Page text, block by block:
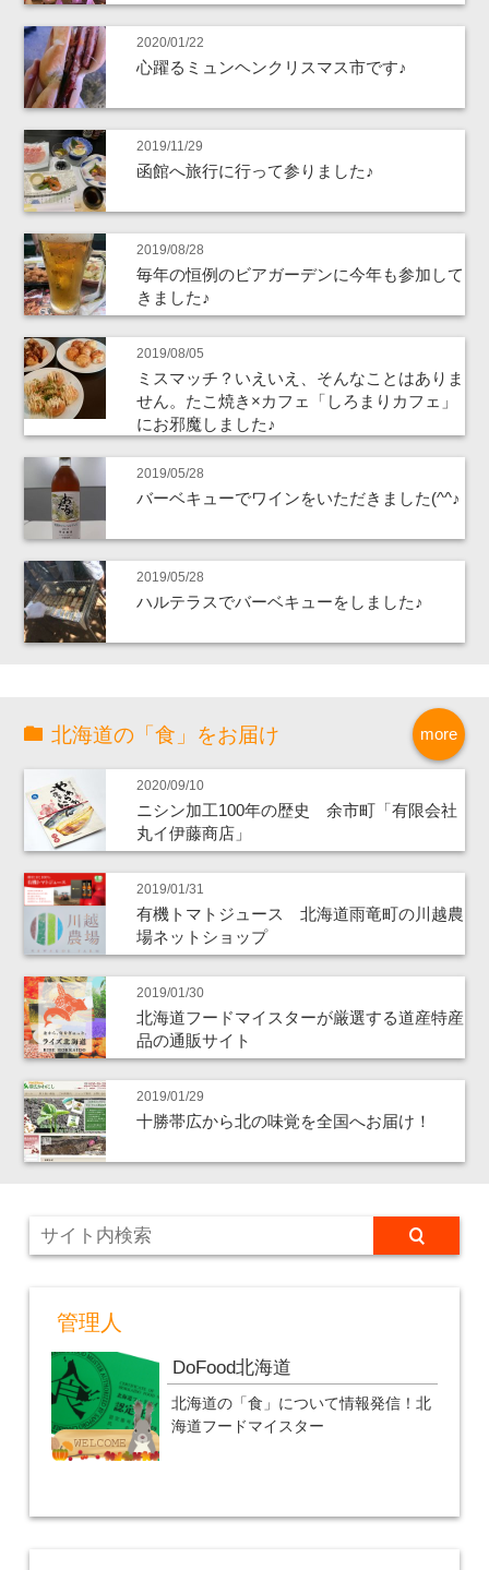
2020/01/22
心躍るミュンヘンクリスマス市です♪
2019/11/29
函館へ旅行に行って参りました♪
2019/08/28
毎年の恒例のビアガーデンに今年も参加して
きました♪
2019/08/05
ミスマッチ？いえいえ、そんなことはありま
せん。たこ焼き×カフェ「しろまりカフェ」
にお邪魔しました♪
2019/05/28
バーベキューでワインをいただきました(^^♪
2019/05/28
ハルテラスでバーベキューをしました♪
more
北海道の「食」をお届け
2020/09/10
ニシン加工100年の歴史 余市町「有限会社
丸イ伊藤商店」
2019/01/31
有機トマトジュース 北海道雨竜町の川越農
場ネットショップ
2019/01/30
北海道フードマイスターが厳選する道産特産
品の通販サイト
2019/01/29
十勝帯広から北の味覚を全国へお届け！
管理人
DoFood北海道
北海道の「食」について情報発信！北
海道フードマイスター